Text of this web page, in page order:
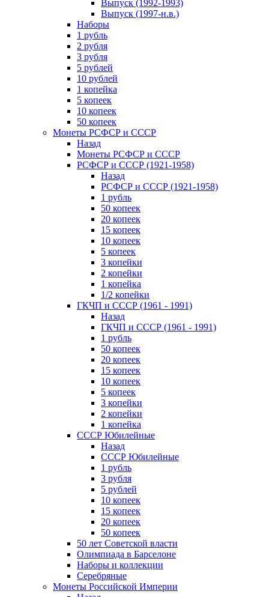
Выпуск (1992-1993)
Выпуск (1997-н.в.)
Наборы
1 рубль
2 рубля
3 рубля
5 рублей
10 рублей
1 копейка
5 копеек
10 копеек
50 копеек
Монеты РСФСР и СССР
Назад
Монеты РСФСР и СССР
РСФСР и СССР (1921-1958)
Назад
РСФСР и СССР (1921-1958)
1 рубль
50 копеек
20 копеек
15 копеек
10 копеек
5 копеек
3 копейки
2 копейки
1 копейка
1/2 копейки
ГКЧП и СССР (1961 - 1991)
Назад
ГКЧП и СССР (1961 - 1991)
1 рубль
50 копеек
20 копеек
15 копеек
10 копеек
5 копеек
3 копейки
2 копейки
1 копейка
СССР Юбилейные
Назад
СССР Юбилейные
1 рубль
3 рубля
5 рублей
10 копеек
15 копеек
20 копеек
50 копеек
50 лет Советской власти
Олимпиада в Барселоне
Наборы и коллекции
Серебряные
Монеты Российской Империи